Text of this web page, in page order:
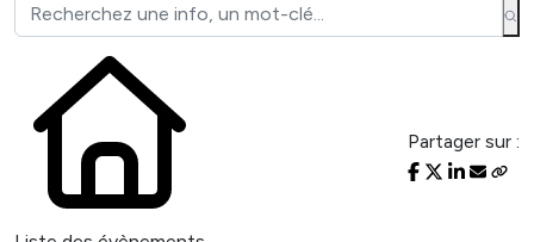
Partager sur :